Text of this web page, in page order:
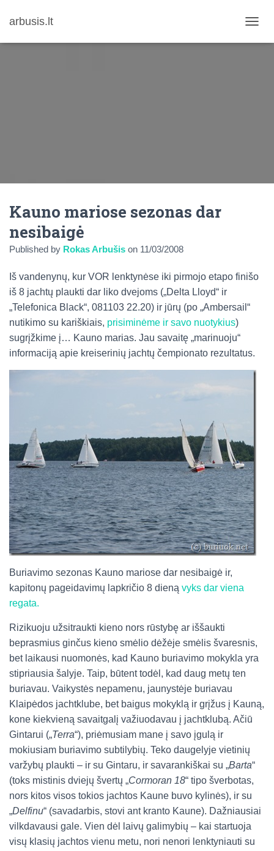
arbusis.lt
O
I
Kauno mariose sezonas dar
nesibaigė
Published by Rokas Arbušis on 11/03/2008
Iš vandenynų, kur VOR lenktynėse iki pirmojo etapo finišo
iš 8 jachtų plaukti dar liko dvejoms („Delta Lloyd“ ir
„Telefonica Black“, 081103 22.20) ir jūrų (po „Ambersail“
nutikimo su kariškiais, prisiminėme ir savo nuotykius)
sugrįžkime į… Kauno marias. Jau savaitę „marinuoju“
informaciją apie kreiserinių jachtų čempionato rezultatus.
Buriavimo sezonas Kauno mariose dar nesibaigė ir,
kapitonų pageidavimų lapkričio 8 dieną vyks dar viena
regata.
Rizikuoju užsitraukti kieno nors rūstybę ar iššaukti
beprasmius ginčus kieno smėlio dėžėje smėlis švaresnis,
bet laikausi nuomonės, kad Kauno buriavimo mokykla yra
stipriausia šalyje. Taip, būtent todėl, kad daug metų ten
buriavau. Vaikystės nepamenu, jaunystėje buriavau
Klaipėdos jachtklube, bet baigus mokyklą ir grįžus į Kauną,
kone kiekvieną savaitgalį važiuodavau į jachtklubą. Ačiū
Gintarui („Terra“), priėmusiam mane į savo įgulą ir
mokiusiam buriavimo subtilybių. Teko daugelyje vietinių
varžybų plaukti – ir su Gintaru, ir savarankiškai su „Barta“
(toks mistinis dviejų švertų „Cormoran 18“ tipo šverbotas,
nors kitos visos tokios jachtos Kaune buvo kylinės), ir su
„Delfinu“ (savadarbis, stovi ant kranto Kaune). Dažniausiai
vilkdavausi gale. Vien dėl laivų galimybių – kai startuoja
visų klasių jachtos vienu metu, nori nenori lenktyniauti su